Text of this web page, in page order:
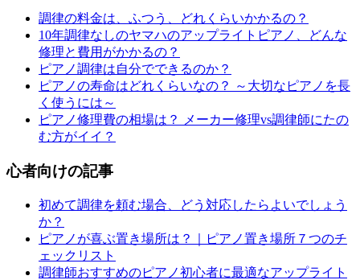
調律の料金は、ふつう、どれくらいかかるの？
10年調律なしのヤマハのアップライトピアノ、どんな
修理と費用がかかるの？
ピアノ調律は自分でできるのか？
ピアノの寿命はどれくらいなの？ ～大切なピアノを長
く使うには～
ピアノ修理費の相場は？ メーカー修理vs調律師にたの
む方がイイ？
心者向けの記事
初めて調律を頼む場合、どう対応したらよいでしょう
か？
ピアノが喜ぶ置き場所は？｜ピアノ置き場所７つのチ
ェックリスト
調律師おすすめのピアノ初心者に最適なアップライト